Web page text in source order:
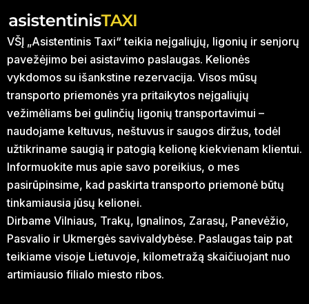
VŠĮ „Asistentinis Taxi“ teikia neįgaliųjų, ligonių ir senjorų
pavežėjimo bei asistavimo paslaugas. Kelionės
vykdomos su išankstine rezervacija. Visos mūsų
transporto priemonės yra pritaikytos neįgaliųjų
vežimėliams bei gulinčių ligonių transportavimui –
naudojame keltuvus, neštuvus ir saugos diržus, todėl
užtikriname saugią ir patogią kelionę kiekvienam klientui.
Informuokite mus apie savo poreikius, o mes
pasirūpinsime, kad paskirta transporto priemonė būtų
tinkamiausia jūsų kelionei.
Dirbame Vilniaus, Trakų, Ignalinos, Zarasų, Panevėžio,
Pasvalio ir Ukmergės savivaldybėse. Paslaugas taip pat
teikiame visoje Lietuvoje, kilometražą skaičiuojant nuo
artimiausio filialo miesto ribos.